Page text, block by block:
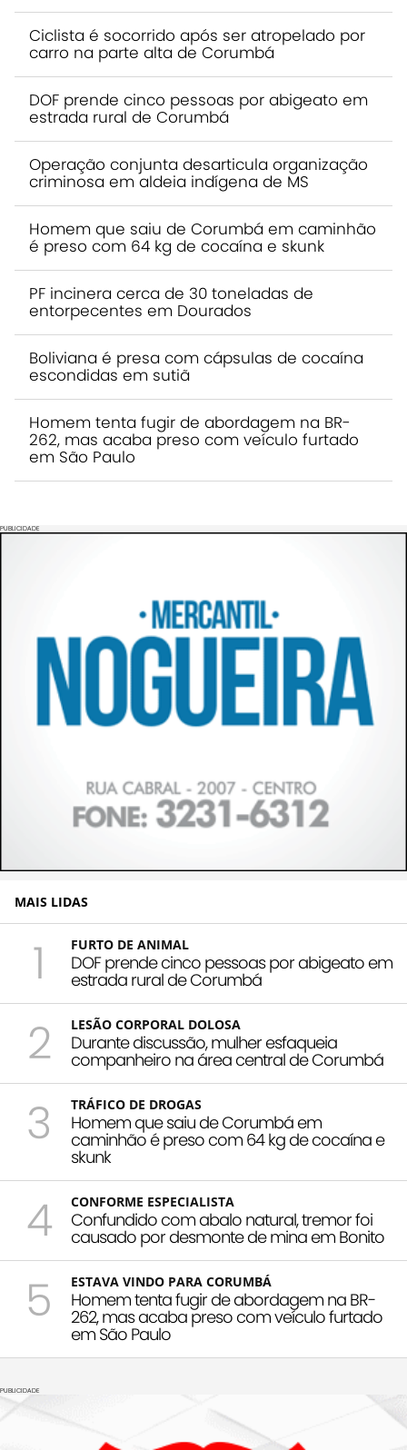
Ciclista é socorrido após ser atropelado por
carro na parte alta de Corumbá
DOF prende cinco pessoas por abigeato em
estrada rural de Corumbá
Operação conjunta desarticula organização
criminosa em aldeia indígena de MS
Homem que saiu de Corumbá em caminhão
é preso com 64 kg de cocaína e skunk
PF incinera cerca de 30 toneladas de
entorpecentes em Dourados
Boliviana é presa com cápsulas de cocaína
escondidas em sutiã
Homem tenta fugir de abordagem na BR-
262, mas acaba preso com veículo furtado
em São Paulo
PUBLICIDADE
MAIS LIDAS
1 FURTO DE ANIMAL
DOF prende cinco pessoas por abigeato em
estrada rural de Corumbá
2 LESÃO CORPORAL DOLOSA
Durante discussão, mulher esfaqueia
companheiro na área central de Corumbá
3 TRÁFICO DE DROGAS
Homem que saiu de Corumbá em
caminhão é preso com 64 kg de cocaína e
skunk
4 CONFORME ESPECIALISTA
Confundido com abalo natural, tremor foi
causado por desmonte de mina em Bonito
5 ESTAVA VINDO PARA CORUMBÁ
Homem tenta fugir de abordagem na BR-
262, mas acaba preso com veículo furtado
em São Paulo
PUBLICIDADE